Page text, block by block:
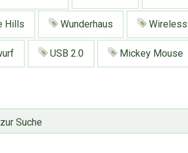
Hills Wunderhaus Wireless
USB 2.0 Mickey Mouse
Suche